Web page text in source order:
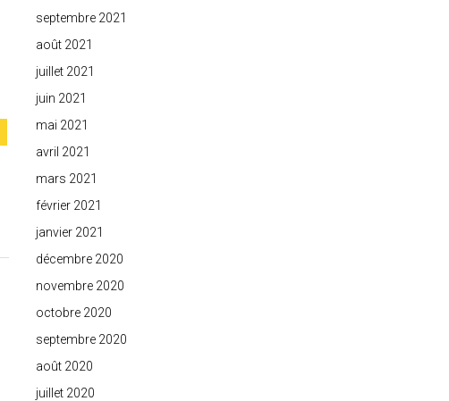
septembre 2021
août 2021
juillet 2021
juin 2021
mai 2021
avril 2021
mars 2021
février 2021
janvier 2021
décembre 2020
novembre 2020
octobre 2020
septembre 2020
août 2020
juillet 2020